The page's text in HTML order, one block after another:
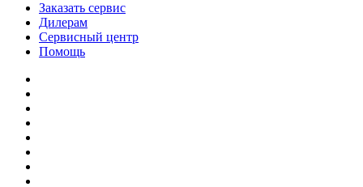
Заказать сервис
Дилерам
Сервисный центр
Помощь